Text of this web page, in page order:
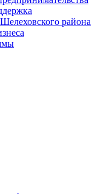
района